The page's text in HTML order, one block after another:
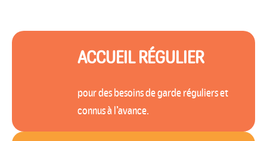
ACCUEIL RÉGULIER
pour des besoins de garde réguliers et
connus à l’avance.